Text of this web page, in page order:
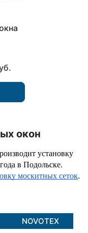
окон
установку
в Подольске.
москитных сеток.
NOVOTEX